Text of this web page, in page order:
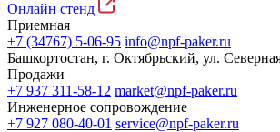
Онлайн стенд
Приемная
+7 (34767) 5-06-95 info@npf-paker.ru
Башкортостан, г. Октябрьский, ул.
Продажи
+7 937 311-58-12 market@npf-paker.ru
Инженерное сопровождение
+7 927 080-40-01 service@npf-paker.ru